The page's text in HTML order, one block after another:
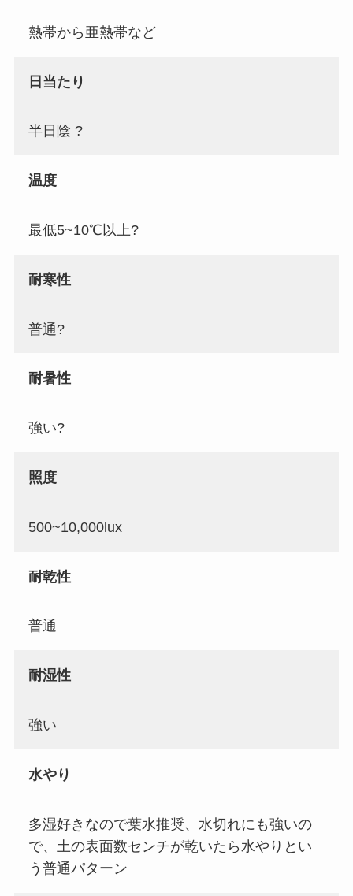
熱帯から亜熱帯など
日当たり
半日陰 ?
温度
最低5~10℃以上?
耐寒性
普通?
耐暑性
強い?
照度
500~10,000lux
耐乾性
普通
耐湿性
強い
水やり
多湿好きなので葉水推奨、水切れにも強いの
で、土の表面数センチが乾いたら水やりとい
う普通パターン